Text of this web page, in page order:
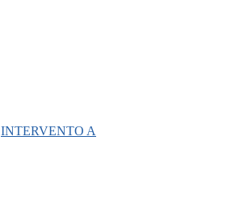
INTERVENTO A